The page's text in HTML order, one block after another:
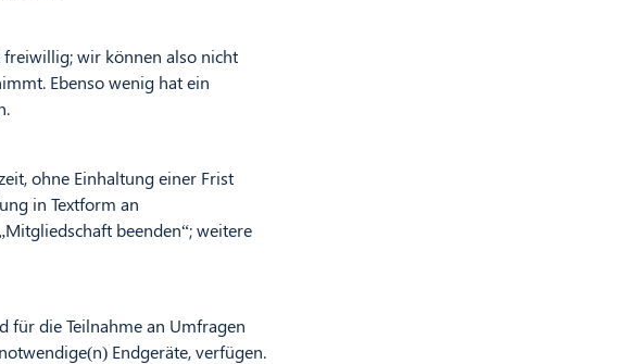
freiwillig; wir können also nicht
Ebenso wenig hat ein
ohne Einhaltung einer Frist
in Textform an
beenden“; weitere
die Teilnahme an Umfragen
Endgeräte, verfügen.